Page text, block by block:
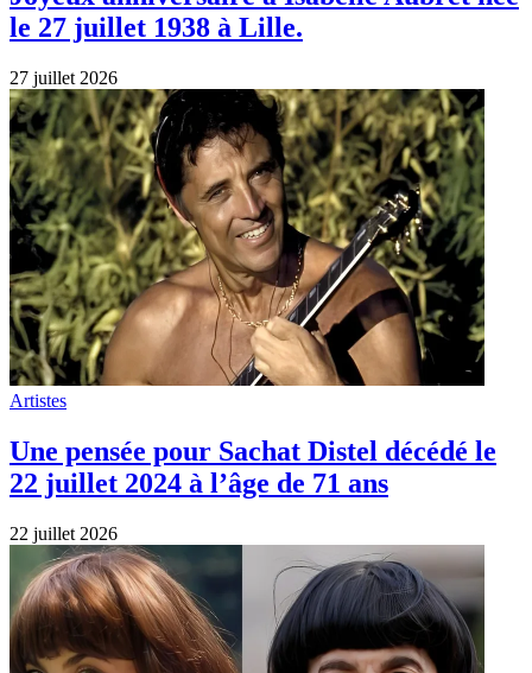
le 27 juillet 1938 à Lille.
27 juillet 2026
Artistes
Une pensée pour Sachat Distel décédé le
22 juillet 2024 à l’âge de 71 ans
22 juillet 2026